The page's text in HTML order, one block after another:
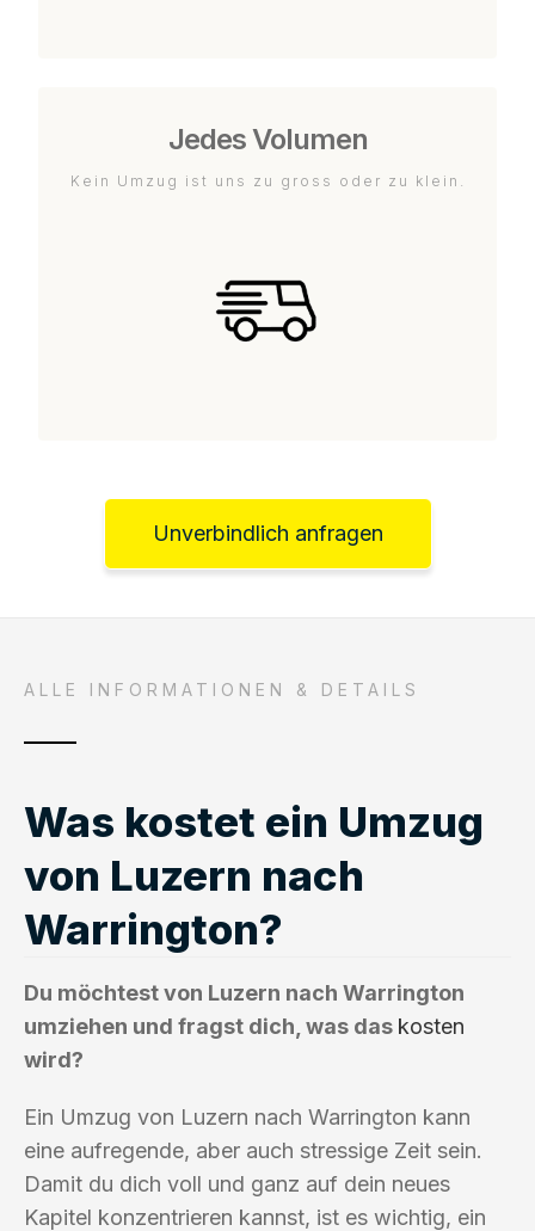
Jedes Volumen
Kein Umzug ist uns zu gross oder zu klein.
Unverbindlich anfragen
ALLE INFORMATIONEN & DETAILS
Was kostet ein Umzug
von Luzern nach
Warrington?
Du möchtest von Luzern nach Warrington
umziehen und fragst dich, was das kosten
wird?
Ein Umzug von Luzern nach Warrington kann
eine aufregende, aber auch stressige Zeit sein.
Damit du dich voll und ganz auf dein neues
Kapitel konzentrieren kannst, ist es wichtig, ein